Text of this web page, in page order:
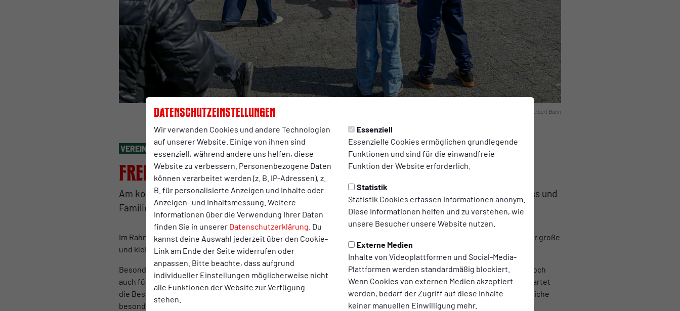
Datenschutzeinstellungen
Wir verwenden Cookies und andere Technologien
auf unserer Website. Einige von ihnen sind
essenziell, während andere uns helfen, diese
Website zu verbessern. Personenbezogene Daten
können verarbeitet werden (z. B. IP-Adressen), z.
B. für personalisierte Anzeigen und Inhalte oder
Anzeigen- und Inhaltsmessung. Weitere
Informationen über die Verwendung Ihrer Daten
finden Sie in unserer Datenschutzerklärung . Du
kannst deine Auswahl jederzeit über den Cookie-
Link am Ende der Seite widerrufen oder
anpassen. Bitte beachte, dass aufgrund
individueller Einstellungen möglicherweise nicht
alle Funktionen der Website zur Verfügung
stehen.
Essenziell
Essenzielle Cookies ermöglichen grundlegende
Funktionen und sind für die einwandfreie
Funktion der Website erforderlich.
Statistik
Statistik Cookies erfassen Informationen anonym.
Diese Informationen helfen und zu verstehen, wie
unsere Besucher unsere Website nutzen.
Externe Medien
Inhalte von Videoplattformen und Social-Media-
Plattformen werden standardmäßig blockiert.
Wenn Cookies von externen Medien akzeptiert
werden, bedarf der Zugriff auf diese Inhalte
keiner manuellen Einwilligung mehr.
Foto: Herbert Bahn
VEREIN Dienstag, 02.06.2026 13:19 Uhr
Freier Eintritt beim Saisonabschluss
Am kommenden Samstag(6. Juni)lädt Rot-Weiß Oberhausen seine Fans zum großen Saisonabschluss und
Familienfest ins Stadion Niederrhein ein.
Im Rahmen des letzten Heimspiels der rot-weißen Zweitvertretung bietet der Verein ein buntes Rahmenprogramm für große
und kleine RWO-Fans. Und das Beste: Der Eintritt ist frei!
Besonders die kleinen Besucher dürfen sich auf eine Hüpfburg sowie ein kleines Fußballfeld zum Austoben freuen. Doch
auch für die großen RWO-Fans ist bestens gesorgt: Essen und Getränke gibt es zu fanfreundlichen Preisen, dazu erwartet
die Besucher ein exklusiver Abverkauf des Fanshops. Außerdem ist der Fancontainer vor Ort und hält ebenfalls zahlreiche
besondere Angebote bereit.